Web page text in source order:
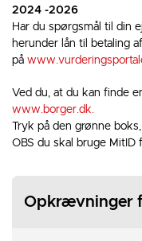
2024 -2026
Har du spørgsmål til din
herunder lån til betaling
på
Ved du, at du kan finde
www.borger.dk.
Tryk på den grønne
OBS du skal bruge MitID
Opkrævninger